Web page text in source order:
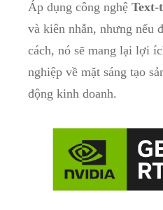
Áp dụng công nghệ Text-
và kiên nhẫn, nhưng nếu
cách, nó sẽ mang lại lợi
nghiệp về mặt sáng tạo
động kinh doanh.